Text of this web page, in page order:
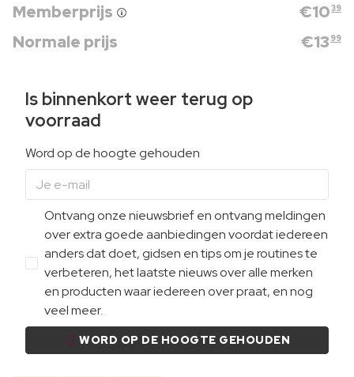
Memberprijs €1039
Normale prijs €13 99
Is binnenkort weer terug op
voorraad
Word op de hoogte gehouden
Ontvang onze nieuwsbrief en ontvang meldingen
over extra goede aanbiedingen voordat iedereen
anders dat doet, gidsen en tips om je routines te
verbeteren, het laatste nieuws over alle merken
en producten waar iedereen over praat, en nog
veel meer.
WORD OP DE HOOGTE GEHOUDEN